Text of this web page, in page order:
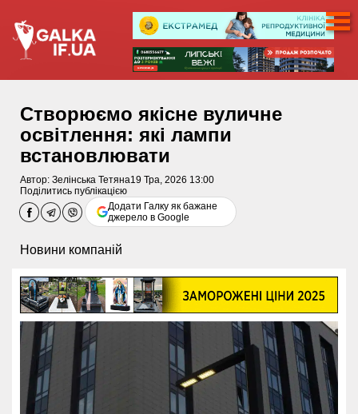
Створюємо якісне вуличне
освітлення: які лампи
встановлювати
Автор: Зелінська Тетяна19 Тра, 2026 13:00
Поділитись публікацією
Додати Галку як бажане
джерело в Google
Новини компаній